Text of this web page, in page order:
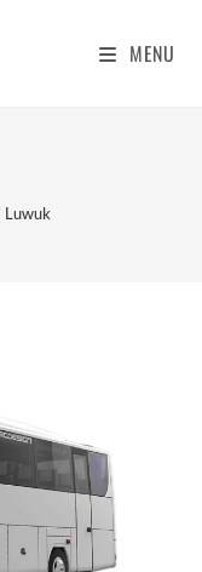
MENU
Luwuk